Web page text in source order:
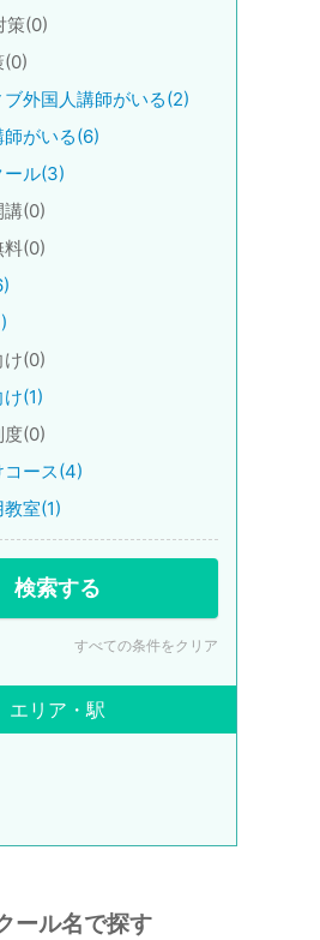
策(0)
(0)
ブ外国人講師がいる(2)
師がいる(6)
ール(3)
講(0)
料(0)
け(0)
(1)
度(0)
コース(4)
室(1)
検索する
すべての条件をクリア
エリア・駅
ール名で探す